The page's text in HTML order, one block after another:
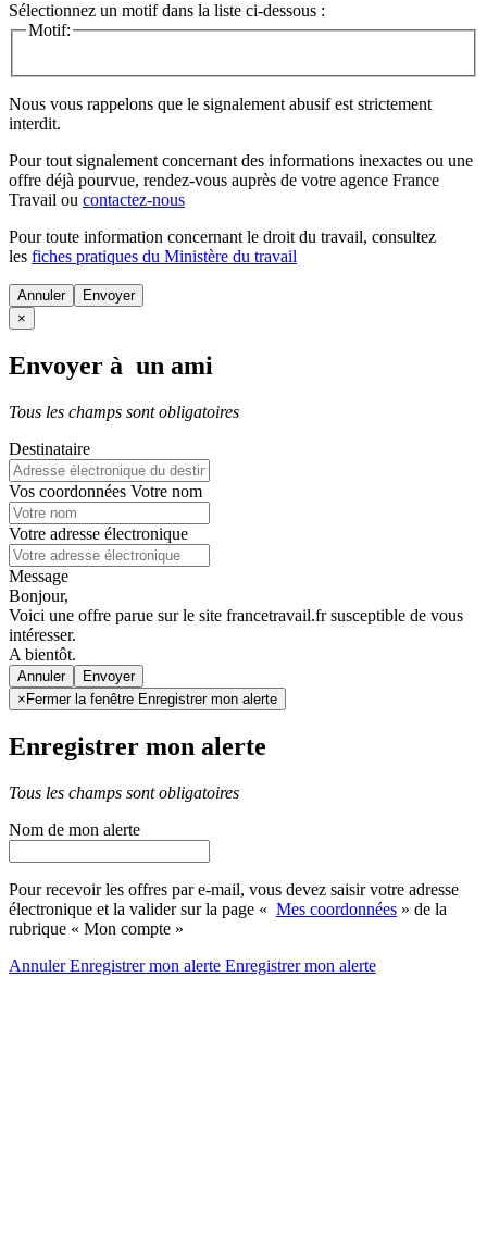
Sélectionnez un motif dans la liste ci-dessous :
Motif:
Nous vous rappelons que le signalement abusif est strictement
interdit.
Pour tout signalement concernant des informations inexactes ou une
offre déjà pourvue, rendez-vous auprès de votre agence France
Travail ou contactez-nous
Pour toute information concernant le droit du travail, consultez
les fiches pratiques du Ministère du travail
Annuler
×
Envoyer à un ami
Tous les champs sont obligatoires
Destinataire
Vos coordonnées Votre nom
Votre adresse électronique
Message
Bonjour,
Voici une offre parue sur le site francetravail.fr susceptible de vous
intéresser.
A bientôt.
Annuler
× Fermer la fenêtre Enregistrer mon alerte
Enregistrer mon alerte
Tous les champs sont obligatoires
Nom de mon alerte
Pour recevoir les offres par e-mail, vous devez saisir votre adresse
électronique et la valider sur la page « Mes coordonnées » de la
rubrique « Mon compte »
AnnulerEnregistrer mon alerte Enregistrermon alerte